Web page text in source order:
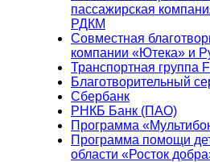
пассажирская
РДКМ
Совместная
компании «Ютека» и
Транспортная группа
Благотворительный
Сбербанк
РНКБ Банк (ПАО)
Программа
Программа помощи
области «Росток